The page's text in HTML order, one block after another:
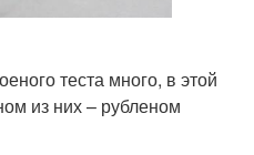
теста много, в этой
из них – рубленом